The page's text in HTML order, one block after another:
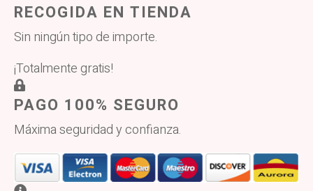
RECOGIDA EN TIENDA
Sin ningún tipo de importe.
¡Totalmente gratis!
PAGO 100% SEGURO
Máxima seguridad y confianza.